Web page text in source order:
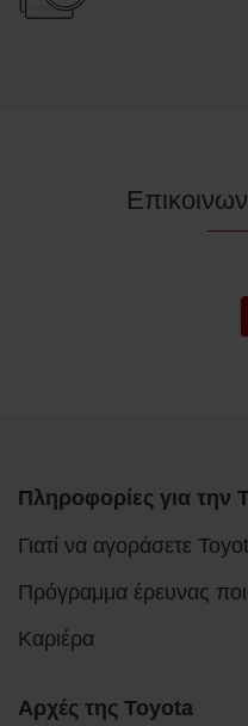
Πληροφορίες για την
Γιατί να αγοράσετε
Πρόγραμμα έρευνας
Καριέρα
Αρχές της Toyota